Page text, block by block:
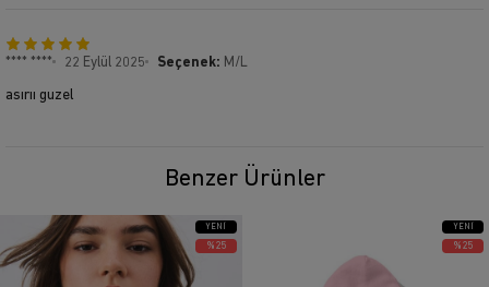
**** **** 22 Eylül 2025 Seçenek: M/L
asırıı guzel
Benzer Ürünler
YENI
ÜRÜN
%25
YENI
ÜRÜN
%25